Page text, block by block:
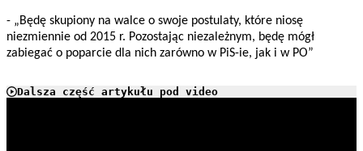
- „Będę skupiony na walce o swoje postulaty, które niosę
niezmiennie od 2015 r. Pozostając niezależnym, będę mógł
zabiegać o poparcie dla nich zarówno w PiS-ie, jak i w PO”
Dalsza część artykułu pod video